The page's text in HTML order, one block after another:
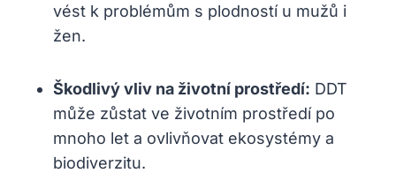
vést k problémům s plodností u mužů i
žen.
Škodlivý vliv na životní prostředí: DDT
může zůstat ve životním prostředí po
mnoho let a ovlivňovat ekosystémy a
biodiverzitu.